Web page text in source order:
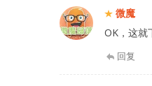
微魔
OK，这就
回复